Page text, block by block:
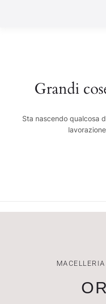
Grandi
Sta nascendo qualcosa